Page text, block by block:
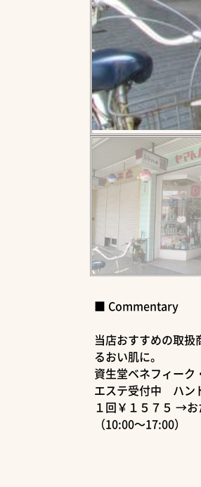
■ Commentary
当店おすすめの取扱
るおい肌に。
資生堂ベネフィーク
エステ受付中 ハン
１回￥１５７５ →
（10:00～17:00）